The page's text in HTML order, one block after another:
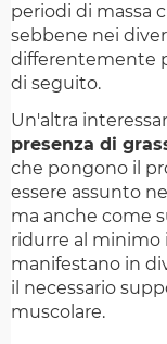
periodi di massa
sebbene nei
differentemente
di seguito.
Un'altra
presenza di
che pongono il
essere assunto
ma anche come
ridurre al minimo
manifestano in
il necessario
muscolare.